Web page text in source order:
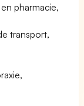
pharmacie,
transport,